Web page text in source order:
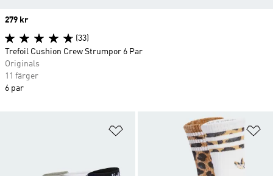
Lägg till på önskelistan
Price
279 kr
(33)
Trefoil Cushion Crew Strumpor 6 Par
Originals
11 färger
6 par